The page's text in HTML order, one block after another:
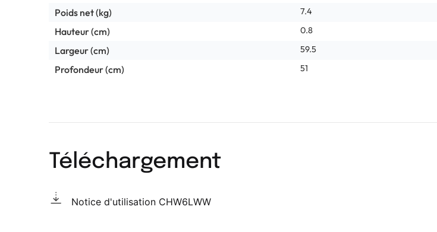
Poids net (kg) 7.4
Hauteur (cm) 0.8
Largeur (cm) 59.5
Profondeur (cm) 51
Téléchargement
Notice d'utilisation CHW6LWW